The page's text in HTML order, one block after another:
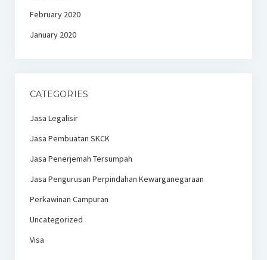
February 2020
January 2020
CATEGORIES
Jasa Legalisir
Jasa Pembuatan SKCK
Jasa Penerjemah Tersumpah
Jasa Pengurusan Perpindahan Kewarganegaraan
Perkawinan Campuran
Uncategorized
Visa